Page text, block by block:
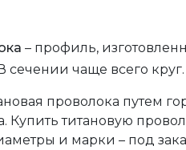
– профиль,
чаще всего круг.
проволока путем
Купить титановую
и марки – под